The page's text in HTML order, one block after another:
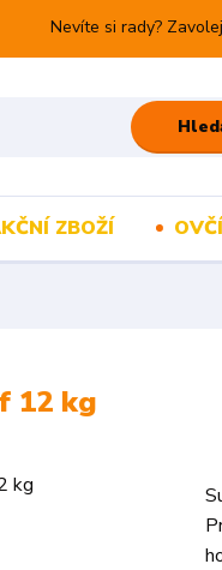
Nevíte si rady?
ZBOŽÍ
12 kg